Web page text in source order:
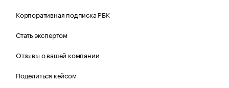
Корпоративная подписка РБК
Стать экспертом
Отзывы о вашей компании
Поделиться кейсом